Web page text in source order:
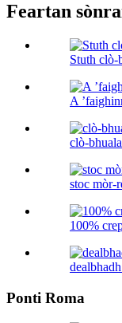
Feartan
Stuth clò-
A
clò-
stoc mòr-
100%
Ponti Roma